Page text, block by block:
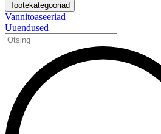
Tootekategooriad
Vannitoaseeriad
Uuendused